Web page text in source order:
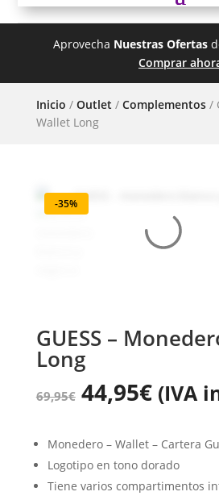
Aprovecha Nuestras Ofertas
Comprar
Inicio / Outlet / Complementos/
Wallet Long
-35%
GUESS –
Long
69,95€ 44,95€ (IVA
Monedero – Wallet – Cartera
Logotipo en tono dorado
Tiene varios compartimentos